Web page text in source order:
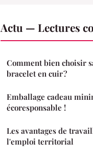
Actu — Lectures
Comment bien choisir
bracelet en cuir ?
Emballage cadeau
écoresponsable !
Les avantages de
l'emploi territorial